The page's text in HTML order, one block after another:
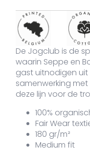
De Jogclub is de
waarin Seppe en
gast uitnodigen
samenwerking
deze lijn voor de
100%
Fair Wear
180 gr/m²
Medium fit
VDLTM-
190-WI-
VDLTM-
190-WI-
XL